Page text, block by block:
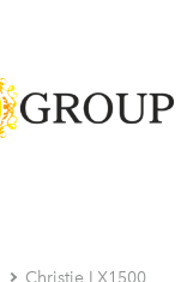
Christie LX1500